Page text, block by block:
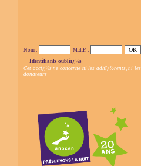
Nom :
M.d.P. :
Identifiants oubliï¿½s
Cet accï¿½s ne concerne ni les adhï¿½rents, ni les
donateurs